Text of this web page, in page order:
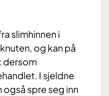
slimhinnen i
og kan på
dersom
I sjeldne
spre seg inn